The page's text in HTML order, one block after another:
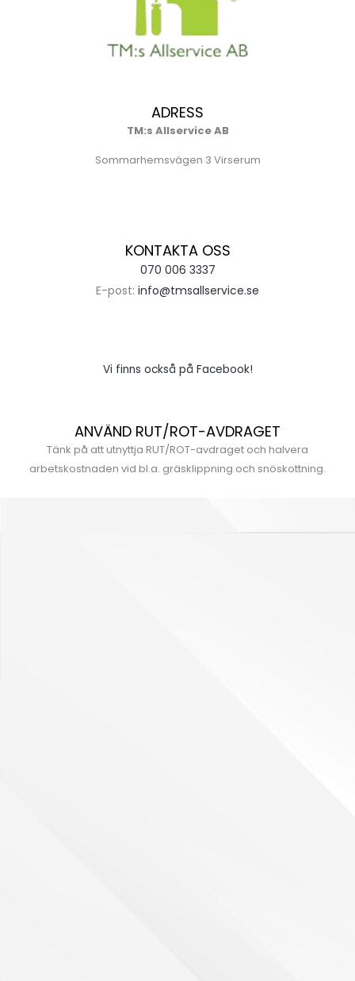
ADRESS
TM:s Allservice AB
Sommarhemsvägen 3 Virserum
KONTAKTA OSS
070 006 3337
E-post: info@tmsallservice.se
Vi finns också på Facebook!
ANVÄND RUT/ROT-AVDRAGET
Tänk på att utnyttja RUT/ROT-avdraget och halvera
arbetskostnaden vid bl.a. gräsklippning och snöskottning.